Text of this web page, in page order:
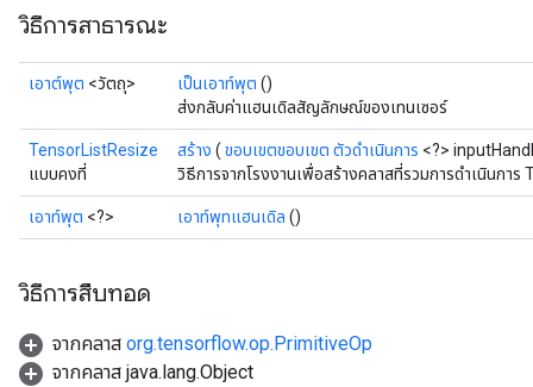
วิธีการสาธารณะ
เอาต์พุต <วัตถุ> เป็นเอาท์พุต ()
ส่งกลับค่าแฮนเดิลสัญลักษณ์ของเทนเซอร์
TensorListResize
แบบคงที่
สร้าง ( ขอบเขตขอบเขต ตัวดำเนินการ <?>
วิธีการจากโรงงานเพื่อสร้างคลาสที่รวมการดำเนินการ
เอาท์พุต <?> เอาท์พุทแฮนเดิล ()
วิธีการสืบทอด
จากคลาส org.tensorflow.op.PrimitiveOp
จากคลาส java.lang.Object